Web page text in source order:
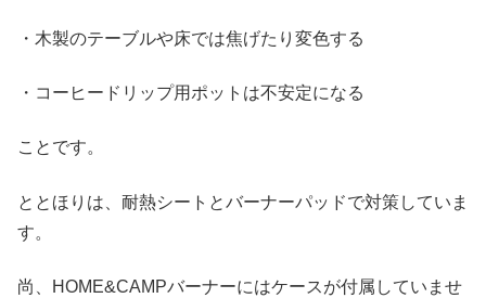
・木製のテーブルや床では焦げたり変色する
・コーヒードリップ用ポットは不安定になる
ことです。
ととほりは、耐熱シートとバーナーパッドで対策していま
す。
尚、HOME&CAMPバーナーにはケースが付属していませ